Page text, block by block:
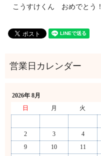
こうすけくん おめでとう！
2026年 8月
日
月 火
2
3 4
9
10 11